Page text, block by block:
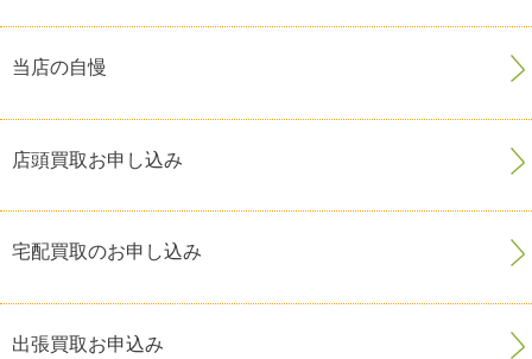
当店の自慢
店頭買取お申し込み
宅配買取のお申し込み
出張買取お申込み